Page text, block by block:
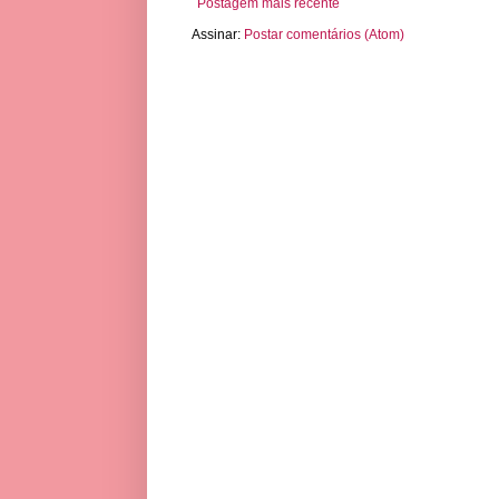
Postagem mais recente
Assinar: Postar comentários (Atom)